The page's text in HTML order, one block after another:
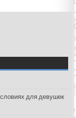
для девушек